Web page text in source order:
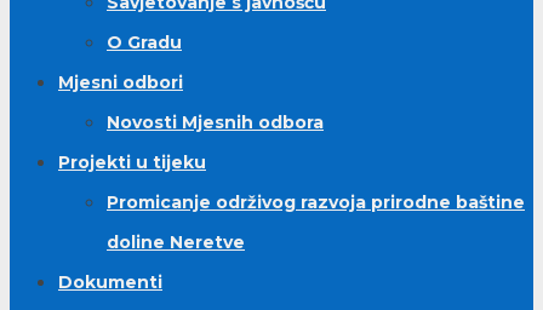
O Gradu
Mjesni odbori
Novosti Mjesnih odbora
Projekti u tijeku
Promicanje održivog razvoja prirodne baštine
doline Neretve
Dokumenti